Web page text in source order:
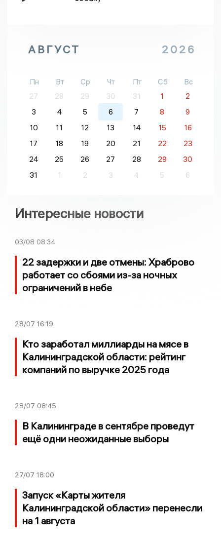
АВГУСТ 2026
Пн Вт Ср Чт Пт Сб
Вс
27
28 29 30 31 1
2
3
4 5 6 7 8
9
10
11 12 13 14 15
16
17
18 19 20 21 22
23
24
25 26 27 28 29
30
31
1 2 3 4 5 6
Интересные новости
03/08 08:34
22 задержки и две отмены: Храброво
работает со сбоями из-за ночных
ограничений в небе
28/07 16:19
Кто заработал миллиарды на мясе в
Калининградской области: рейтинг
компаний по выручке 2025 года
28/07 08:45
В Калининграде в сентябре проведут
ещё одни неожиданные выборы
27/07 18:00
Запуск «Карты жителя
Калининградской области» перенесли
на 1 августа